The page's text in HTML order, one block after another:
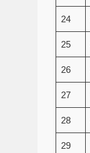
24
25
26
27
28
29